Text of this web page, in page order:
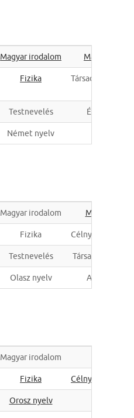
Magyar irodalom Matematika
Fizika
Testnevelés Ének-Zene
Német nyelv
Magyar irodalom Matematika
Fizika Célnyelvi
Testnevelés
Olasz nyelv Angol nyelv
Magyar irodalom
Fizika Célnyelvi
Orosz nyelv